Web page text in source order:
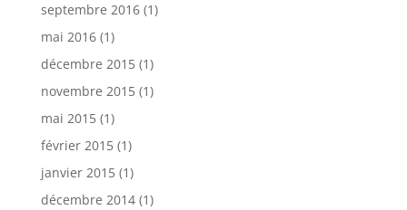
septembre 2016(1)
mai 2016(1)
décembre 2015(1)
novembre 2015(1)
mai 2015(1)
février 2015(1)
janvier 2015(1)
décembre 2014(1)